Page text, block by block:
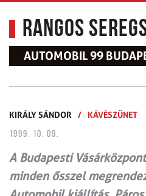
Rangos
AUTOMOBIL 99
KIRÁLY SÁNDOR / KÁVÉSZÜNET
1999. 10. 09.
A Budapesti
minden ősszel